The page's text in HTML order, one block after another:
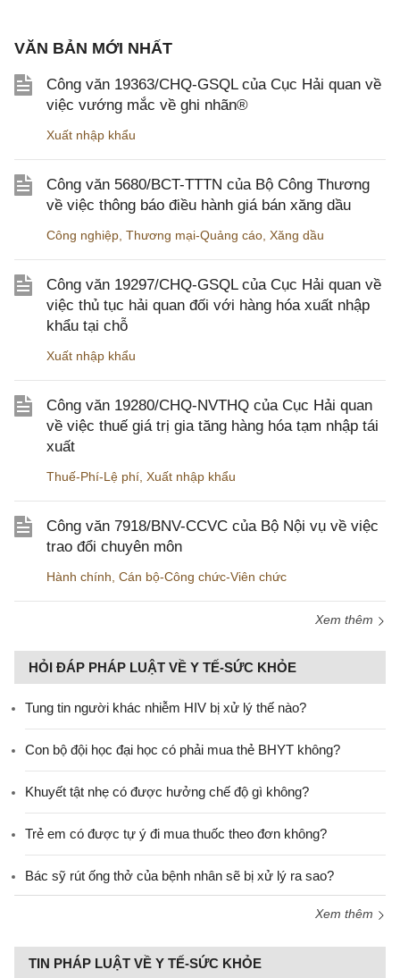
VĂN BẢN MỚI NHẤT
Công văn 19363/CHQ-GSQL của Cục Hải quan về
việc vướng mắc về ghi nhãn®
Xuất nhập khẩu
Công văn 5680/BCT-TTTN của Bộ Công Thương
về việc thông báo điều hành giá bán xăng dầu
Công nghiệp, Thương mại-Quảng cáo, Xăng dầu
Công văn 19297/CHQ-GSQL của Cục Hải quan về
việc thủ tục hải quan đối với hàng hóa xuất nhập
khẩu tại chỗ
Xuất nhập khẩu
Công văn 19280/CHQ-NVTHQ của Cục Hải quan
về việc thuế giá trị gia tăng hàng hóa tạm nhập tái
xuất
Thuế-Phí-Lệ phí, Xuất nhập khẩu
Công văn 7918/BNV-CCVC của Bộ Nội vụ về việc
trao đổi chuyên môn
Hành chính, Cán bộ-Công chức-Viên chức
Xem thêm
HỎI ĐÁP PHÁP LUẬT VỀ Y TẾ-SỨC KHỎE
Tung tin người khác nhiễm HIV bị xử lý thế nào?
Con bộ đội học đại học có phải mua thẻ BHYT không?
Khuyết tật nhẹ có được hưởng chế độ gì không?
Trẻ em có được tự ý đi mua thuốc theo đơn không?
Bác sỹ rút ống thở của bệnh nhân sẽ bị xử lý ra sao?
Xem thêm
TIN PHÁP LUẬT VỀ Y TẾ-SỨC KHỎE